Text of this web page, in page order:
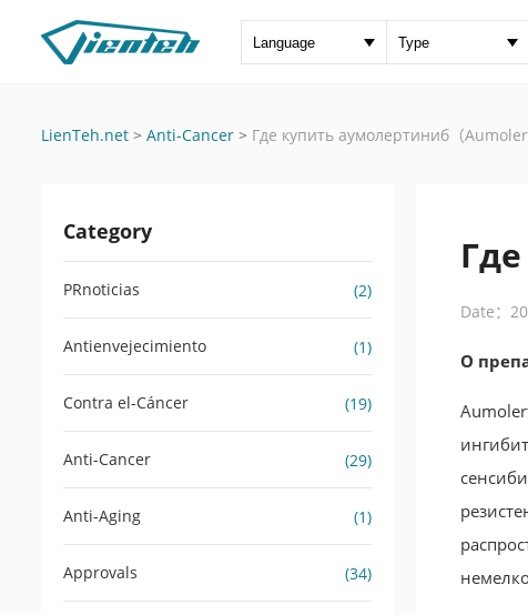
LienTeh.net > Anti-Cancer > Где купить аумолертиниб（
Date：
О
Category
PRnoticias (2)
Antienvejecimiento (1)
Contra el-Cáncer (19)
Anti-Cancer (29)
Anti-Aging (1)
Approvals (34)